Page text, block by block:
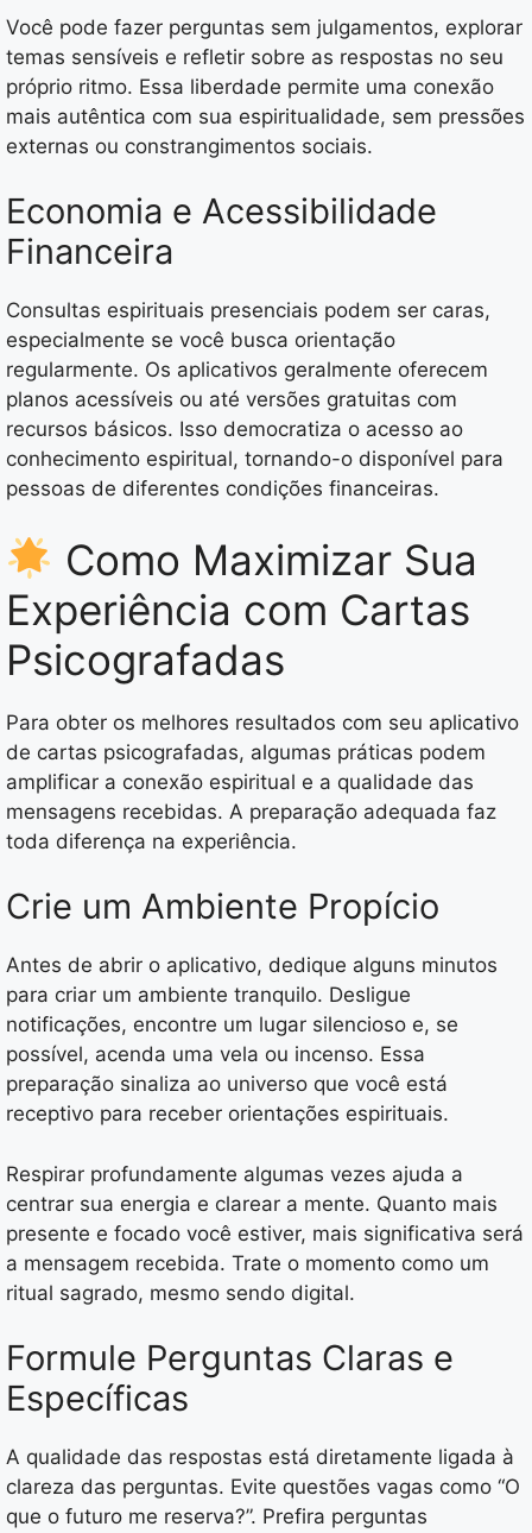
Você pode fazer perguntas sem julgamentos, explorar
temas sensíveis e refletir sobre as respostas no seu
próprio ritmo. Essa liberdade permite uma conexão
mais autêntica com sua espiritualidade, sem pressões
externas ou constrangimentos sociais.
Economia e Acessibilidade
Financeira
Consultas espirituais presenciais podem ser caras,
especialmente se você busca orientação
regularmente. Os aplicativos geralmente oferecem
planos acessíveis ou até versões gratuitas com
recursos básicos. Isso democratiza o acesso ao
conhecimento espiritual, tornando-o disponível para
pessoas de diferentes condições financeiras.
Como Maximizar Sua
Experiência com Cartas
Psicografadas
Para obter os melhores resultados com seu aplicativo
de cartas psicografadas, algumas práticas podem
amplificar a conexão espiritual e a qualidade das
mensagens recebidas. A preparação adequada faz
toda diferença na experiência.
Crie um Ambiente Propício
Antes de abrir o aplicativo, dedique alguns minutos
para criar um ambiente tranquilo. Desligue
notificações, encontre um lugar silencioso e, se
possível, acenda uma vela ou incenso. Essa
preparação sinaliza ao universo que você está
receptivo para receber orientações espirituais.
Respirar profundamente algumas vezes ajuda a
centrar sua energia e clarear a mente. Quanto mais
presente e focado você estiver, mais significativa será
a mensagem recebida. Trate o momento como um
ritual sagrado, mesmo sendo digital.
Formule Perguntas Claras e
Específicas
A qualidade das respostas está diretamente ligada à
clareza das perguntas. Evite questões vagas como “O
que o futuro me reserva?”. Prefira perguntas